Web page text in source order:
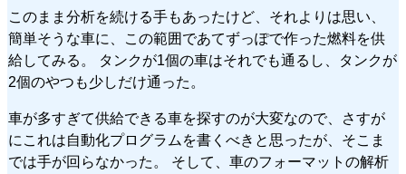
このまま分析を続ける手もあったけど、それよりは思い、
簡単そうな車に、この範囲であてずっぽで作った燃料を供
給してみる。 タンクが1個の車はそれでも通るし、タンクが
2個のやつも少しだけ通った。
車が多すぎて供給できる車を探すのが大変なので、さすが
にこれは自動化プログラムを書くべきと思ったが、そこま
では手が回らなかった。 そして、車のフォーマットの解析